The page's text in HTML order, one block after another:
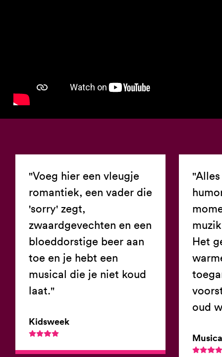
"Voeg hier een vleugje
romantiek, een vader die
'sorry' zegt,
zwaardgevechten en een
bloeddorstige beer aan
toe en je hebt een
musical die je niet koud
laat."
Kidsweek
Het
oud